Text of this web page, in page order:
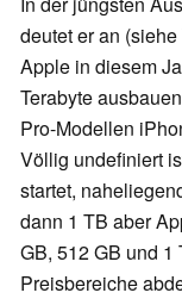
deutet er an
Apple in diesem
Terabyte
Pro-Modellen
Völlig undefiniert
startet,
dann 1 TB aber
GB, 512 GB und
Preisbereiche